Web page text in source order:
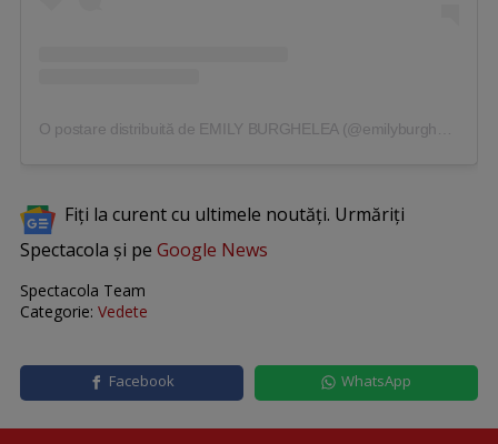
Fiți la curent cu ultimele noutăți. Urmăriți
Spectacola și pe Google News
Spectacola Team
Categorie: Vedete
Facebook WhatsApp